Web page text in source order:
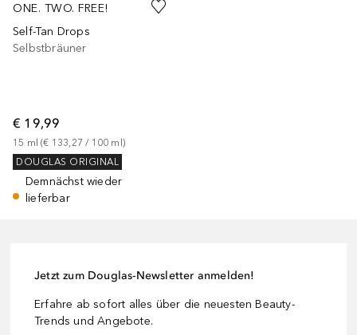
ONE. TWO. FREE!
Self-Tan Drops
Selbstbräuner
€ 19,99
15 ml (€ 133,27 / 100 ml)
DOUGLAS ORIGINAL
Demnächst wieder
lieferbar
Jetzt zum Douglas-Newsletter anmelden!
Erfahre ab sofort alles über die neuesten Beauty-
Trends und Angebote.